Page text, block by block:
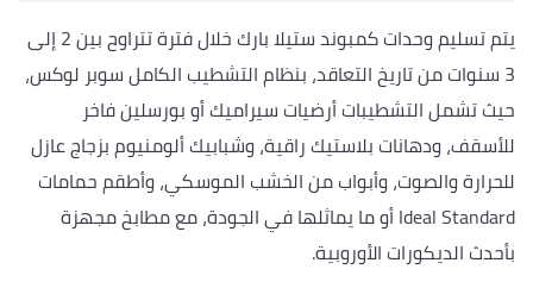
يتم تسليم وحدات كمبوند ستيلا بارك خلال فترة تتراوح بين 2 إلى
3 سنوات من تاريخ التعاقد، بنظام التشطيب الكامل سوبر لوكس،
حيث تشمل التشطيبات أرضيات سيراميك أو بورسلين فاخر
للأسقف، ودهانات بلاستيك راقية، وشبابيك ألومنيوم بزجاج عازل
للحرارة والصوت، وأبواب من الخشب الموسكي، وأطقم حمامات
Ideal Standard أو ما يماثلها في الجودة، مع مطابخ مجهزة
بأحدث الديكورات الأوروبية.